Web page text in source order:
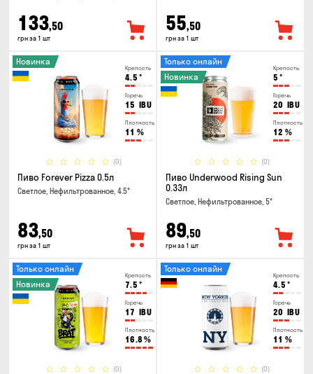
133,50
грн за 1 шт
55,50
грн за 1 шт
Крепость
4.5 °
Горечь
15 IBU
Плотность
11 %
(0)
Новинка
Пиво Forever Pizza 0.5л
Светлое, Нефильтрованное, 4.5°
83,50
грн за 1 шт
Крепость
5 °
Горечь
20 IBU
Плотность
12 %
(0)
Только онлайн
Новинка
Пиво Underwood Rising Sun
0.33л
Светлое, Нефильтрованное, 5°
89,50
грн за 1 шт
Крепость
7.5 °
Горечь
17 IBU
Плотность
16.8 %
(0)
Только онлайн
Новинка
Крепость
4.5 °
Горечь
20 IBU
Плотность
11 %
(0)
Только онлайн